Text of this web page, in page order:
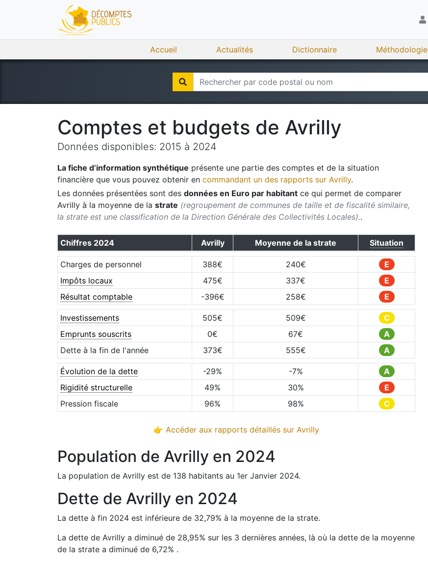
Accueil Actualités Dictionnaire Méthodologie
Comptes et budgets de Avrilly
Données disponibles: 2015 à 2024
La fiche d’information synthétique présente une partie des comptes et de la situation
financière que vous pouvez obtenir en commandant un des rapports sur Avrilly.
Les données présentées sont des données en Euro par habitant ce qui permet de comparer
Avrilly à la moyenne de la strate (regroupement de communes de taille et de fiscalité similaire,
la strate est une classification de la Direction Générale des Collectivités Locales)..
Chiffres 2024 Avrilly Moyenne de la strate Situation
Charges de personnel 388€ 240€
E
Impôts locaux
475€ 337€
E
Résultat comptable
-396€ 258€ E
Investissements 505€ 509€
C
Emprunts souscrits
0€ 67€
A
Dette à la fin de l'année
373€ 555€ A
Évolution de la dette -29% -7%
A
Rigidité structurelle
49% 30%
E
Pression fiscale
96% 98% C
👉 Accéder aux rapports détaillés sur Avrilly
Population de Avrilly en 2024
La population de Avrilly est de 138 habitants au 1er Janvier 2024.
Dette de Avrilly en 2024
La dette à fin 2024 est inférieure de 32,79% à la moyenne de la strate.
La dette de Avrilly a diminué de 28,95% sur les 3 dernières années, là où la dette de la moyenne
de la strate a diminué de 6,72% .